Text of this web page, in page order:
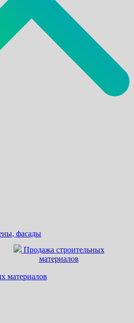
Продажа строительных
материалов
материалов